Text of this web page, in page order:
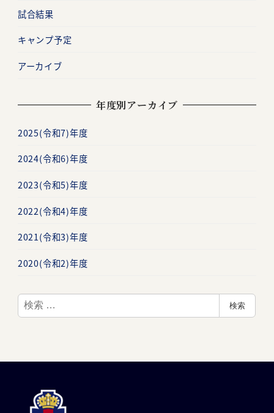
試合結果
キャンプ予定
アーカイブ
年度別アーカイブ
2025(令和7)年度
2024(令和6)年度
2023(令和5)年度
2022(令和4)年度
2021(令和3)年度
2020(令和2)年度
検
索
検索